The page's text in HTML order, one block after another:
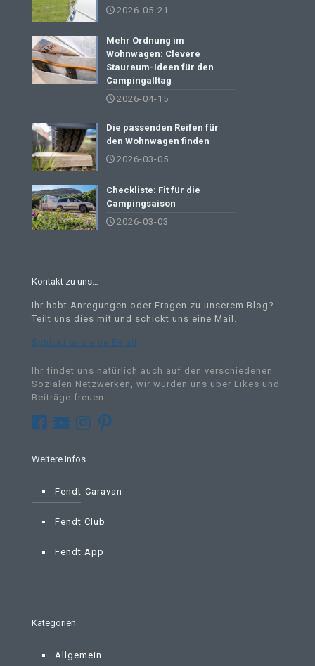
2026-05-21
Mehr Ordnung im
Wohnwagen: Clevere
Stauraum-Ideen für den
Campingalltag
2026-04-15
Die passenden Reifen für
den Wohnwagen finden
2026-03-05
Checkliste: Fit für die
Campingsaison
2026-03-03
Kontakt zu uns…
Ihr habt Anregungen oder Fragen zu unserem Blog?
Teilt uns dies mit und schickt uns eine Mail
Schickt uns eine Email
Ihr findet uns natürlich auch auf den verschiedenen
Sozialen Netzwerken, wir würden uns über Likes und
Beiträge freuen.
Weitere Infos
Fendt-Caravan
Fendt Club
Fendt App
Kategorien
Allgemein